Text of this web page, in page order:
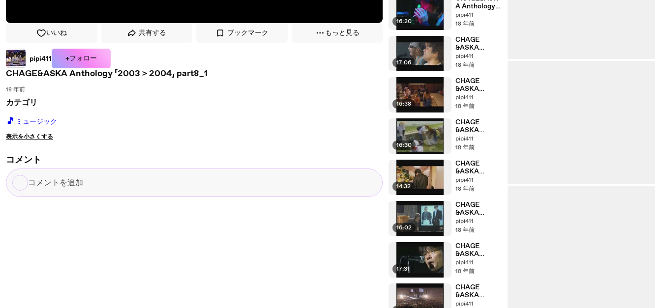
いいね 共有する ブックマーク もっと見る
pipi411 +フォロー
CHAGE&ASKA Anthology 「2003＞2004」 part8_1
18 年前
カテゴリ
🎵 ミュージック
表示を小さくする
コメント
コ
メ
16:20
A Anthology
「2003＞2004」
part8_2
pipi411
18 年前
17:06
CHAGE
&ASKA
Anthology
「2002＞2003」
pipi411
18 年前
16:38
CHAGE
&ASKA
Anthology
「2002＞2003」
pipi411
18 年前
16:30
CHAGE
&ASKA
Anthology
「2001＞2002」
pipi411
18 年前
14:32
CHAGE
&ASKA
Anthology
「2001＞2002」
pipi411
18 年前
16:02
CHAGE
&ASKA
Anthology
「2001＞2002」
pipi411
18 年前
17:31
CHAGE
&ASKA
Anthology
「2000＞2001」
pipi411
18 年前
CHAGE
&ASKA
Anthology
pipi411